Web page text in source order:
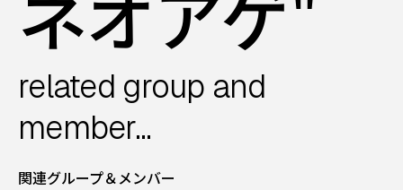
related group and
member...
関連グループ＆メンバー